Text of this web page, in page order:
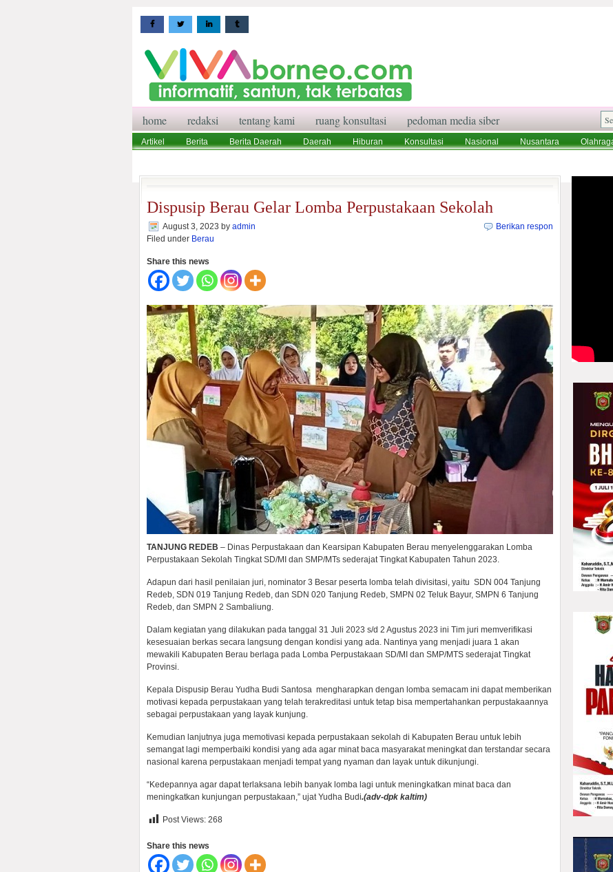
home redaksi tentang kami ruang konsultasi pedoman media siber
Artikel Berita Berita Daerah Daerah Hiburan Konsultasi Nasional Nusantara
Dispusip Berau Gelar Lomba Perpustakaan Sekolah
August 3, 2023 by admin
Filed under Berau
Berikan respon
Share this news
TANJUNG REDEB – Dinas Perpustakaan dan Kearsipan Kabupaten Berau menyelenggarakan Lomba
Perpustakaan Sekolah Tingkat SD/MI dan SMP/MTs sederajat Tingkat Kabupaten Tahun 2023.
Adapun dari hasil penilaian juri, nominator 3 Besar peserta lomba telah divisitasi, yaitu SDN 004 Tanjung
Redeb, SDN 019 Tanjung Redeb, dan SDN 020 Tanjung Redeb, SMPN 02 Teluk Bayur, SMPN 6 Tanjung
Redeb, dan SMPN 2 Sambaliung.
Dalam kegiatan yang dilakukan pada tanggal 31 Juli 2023 s/d 2 Agustus 2023 ini Tim juri memverifikasi
kesesuaian berkas secara langsung dengan kondisi yang ada. Nantinya yang menjadi juara 1 akan
mewakili Kabupaten Berau berlaga pada Lomba Perpustakaan SD/MI dan SMP/MTS sederajat Tingkat
Provinsi.
Kepala Dispusip Berau Yudha Budi Santosa mengharapkan dengan lomba semacam ini dapat memberikan
motivasi kepada perpustakaan yang telah terakreditasi untuk tetap bisa mempertahankan perpustakaannya
sebagai perpustakaan yang layak kunjung.
Kemudian lanjutnya juga memotivasi kepada perpustakaan sekolah di Kabupaten Berau untuk lebih
semangat lagi memperbaiki kondisi yang ada agar minat baca masyarakat meningkat dan terstandar secara
nasional karena perpustakaan menjadi tempat yang nyaman dan layak untuk dikunjungi.
“Kedepannya agar dapat terlaksana lebih banyak lomba lagi untuk meningkatkan minat baca dan
meningkatkan kunjungan perpustakaan,” ujat Yudha Budi.(adv-dpk kaltim)
Post Views: 268
Share this news